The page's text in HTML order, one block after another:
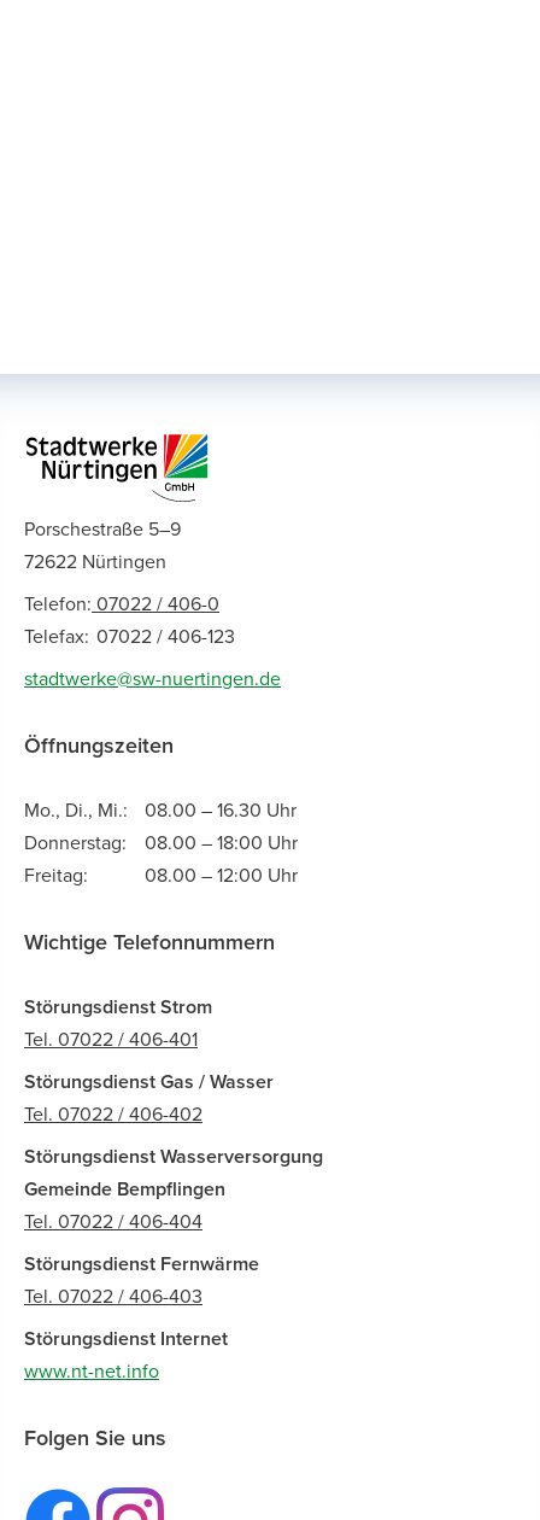
Porschestraße 5–9
72622 Nürtingen
Telefon: 07022 / 406-0
Telefax: 07022 / 406-123
stadtwerke@sw-nuertingen.de
Öffnungszeiten
Mo., Di., Mi.:
08.00 – 16.30 Uhr
Donnerstag:
08.00 – 18:00 Uhr
Freitag:
08.00 – 12:00 Uhr
Wichtige Telefonnummern
Störungsdienst Strom
Tel. 07022 / 406-401
Störungsdienst Gas / Wasser
Tel. 07022 / 406-402
Störungsdienst Wasserversorgung
Gemeinde Bempflingen
Tel. 07022 / 406-404
Störungsdienst Fernwärme
Tel. 07022 / 406-403
Störungsdienst Internet
www.nt-net.info
Folgen Sie uns